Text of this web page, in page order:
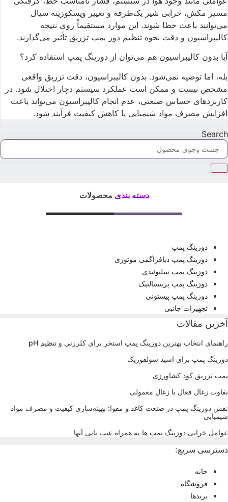
مسیر مکش، خرابی شیر یک‌طرفه و تغییر ویسکوزیته سیال
می‌توانند باعث خطا شوند. این موارد مستقیماً روی نتیجه
کالیبراسیون و دقت نحوه تنظیم دوز پمپ تزریق تأثیر می‌گذارند.
آیا بدون کالیبراسیون هم می‌توان از دوزینگ پمپ استفاده کرد؟
بله، اما توصیه نمی‌شود. بدون کالیبراسیون، دقت تزریق واقعی
مشخص نیست و ممکن است عملکرد سیستم دچار اختلال شود. در
کاربردهای حساس صنعتی، عدم انجام کالیبراسیون می‌تواند باعث
افزایش مصرف مواد شیمیایی یا کاهش کیفیت فرآیند شود.
Search
دسته بندی محصولات
دوزینگ پمپ
دوزینگ پمپ دیافراگمی موتوری
دوزینگ پمپ سلنوئیدی
دوزینگ پمپ پریستالتیک
دوزینگ پمپ پیستونی
تجهیزات جانبی
آخرین مقالات
راهنمای انتخاب بهترین دوزینگ پمپ استخر برای کلرزنی و تنظیم pH
دوزینگ پمپ برای اسید سولفوریک
پمپ تزریق کود کشاورزی
تفاوت زغال فعال با زغال معمولی
نقش دوزینگ پمپ در صنعت کاغذ و مقوا: بهینه‌سازی کیفیت و مصرف مواد
شیمیایی
عوامل خرابی دوزینگ پمپ ها به همراه عیب یابی آنها
دسترسی سریع:
خانه
فروشگاه
برندها